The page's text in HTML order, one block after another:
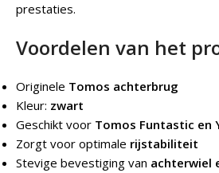
prestaties.
Voordelen van het
Originele Tomos achterbrug
Kleur: zwart
Geschikt voor Tomos Funtastic en
Zorgt voor optimale rijstabiliteit
Stevige bevestiging van achterwiel